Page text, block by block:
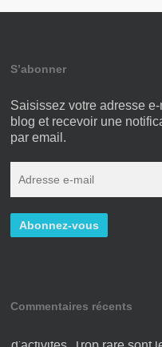
S’abonner
Saisissez votre adresse
blog et recevoir une
par email.
Commentaires récents
d'activités. Trop rare sont